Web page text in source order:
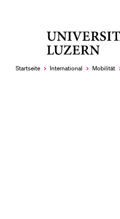
Startseite International Mobilität
LETZTE SUCHEN